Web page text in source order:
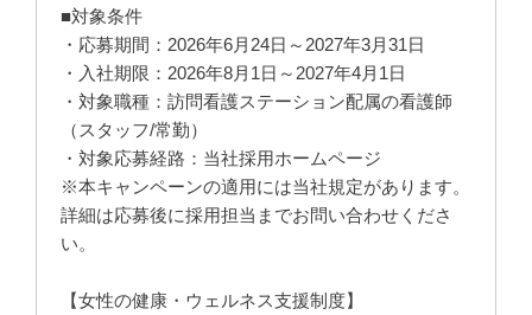
■対象条件
・応募期間：2026年6月24日～2027年3月31日
・入社期限：2026年8月1日～2027年4月1日
・対象職種：訪問看護ステーション配属の看護師
（スタッフ/常勤）
・対象応募経路：当社採用ホームページ
※本キャンペーンの適用には当社規定があります。
詳細は応募後に採用担当までお問い合わせくださ
い。
【女性の健康・ウェルネス支援制度】